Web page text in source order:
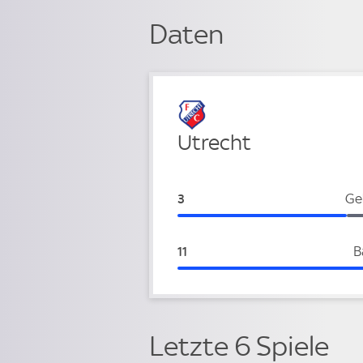
Daten
Verteidigung
Utrecht
Utrecht:
3
Utrecht:
11
Letzte 6 Spiele